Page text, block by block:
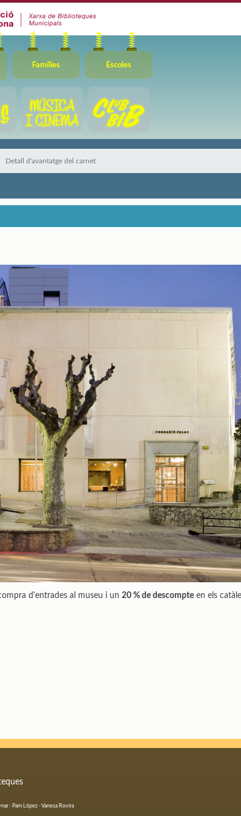
Famílies Escoles
Detall d'avantatge del carnet
d'entrades al museu i un 20 % de descompte en els
· Pam López · Vanesa Rovira